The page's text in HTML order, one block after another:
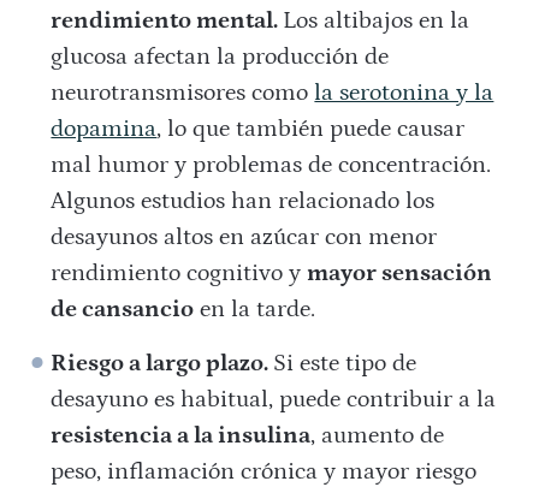
rendimiento mental. Los altibajos en la
glucosa afectan la producción de
neurotransmisores como la serotonina y la
dopamina, lo que también puede causar
mal humor y problemas de concentración.
Algunos estudios han relacionado los
desayunos altos en azúcar con menor
rendimiento cognitivo y mayor sensación
de cansancio en la tarde.
Riesgo a largo plazo. Si este tipo de
desayuno es habitual, puede contribuir a la
resistencia a la insulina, aumento de
peso, inflamación crónica y mayor riesgo